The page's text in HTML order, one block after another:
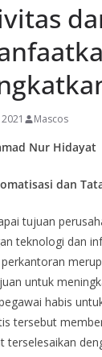
Mascos
Nur Hidayat
dan
tujuan
teknologi dan
untuk
habis
tersebut
terselesaikan